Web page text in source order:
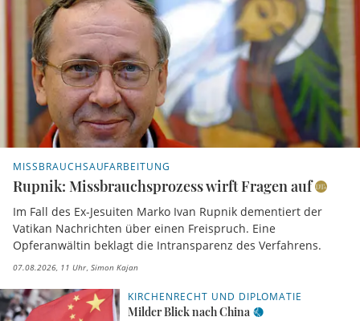
MISSBRAUCHSAUFARBEITUNG
Rupnik: Missbrauchsprozess wirft Fragen auf
Im Fall des Ex-Jesuiten Marko Ivan Rupnik dementiert der
Vatikan Nachrichten über einen Freispruch. Eine
Opferanwältin beklagt die Intransparenz des Verfahrens.
07.08.2026, 11 Uhr Simon Kajan
KIRCHENRECHT UND DIPLOMATIE
Milder Blick nach China